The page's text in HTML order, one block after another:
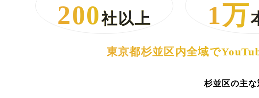
200社以上 1万
東京都杉並区内全域で
杉並区の主な